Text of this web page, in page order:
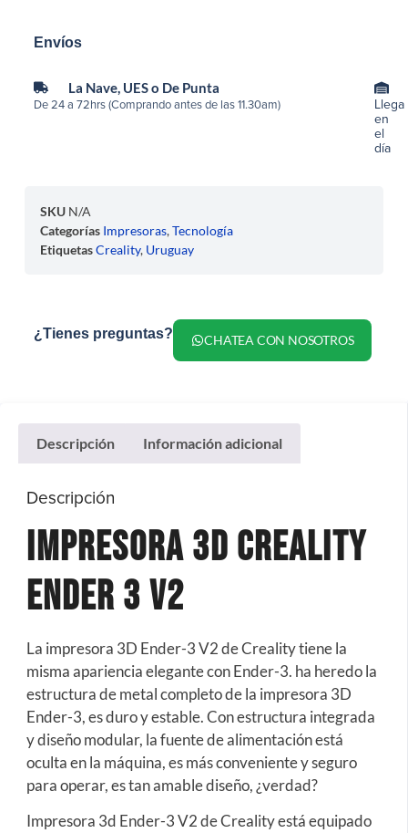
Envíos
La Nave, UES o De Punta
De 24 a 72hrs (Comprando antes de las 11.30am)
Llega
en
el
día
SKU N/A
Categorías Impresoras,Tecnología
EtiquetasCreality, Uruguay
¿Tienes preguntas? CHATEA CON NOSOTROS
Descripción Información adicional
Descripción
Impresora 3D Creality
Ender 3 V2
La impresora 3D Ender-3 V2 de Creality tiene la
misma apariencia elegante con Ender-3. ha heredo la
estructura de metal completo de la impresora 3D
Ender-3, es duro y estable. Con estructura integrada
y diseño modular, la fuente de alimentación está
oculta en la máquina, es más conveniente y seguro
para operar, es tan amable diseño, ¿verdad?
Impresora 3d Ender-3 V2 de Creality está equipado